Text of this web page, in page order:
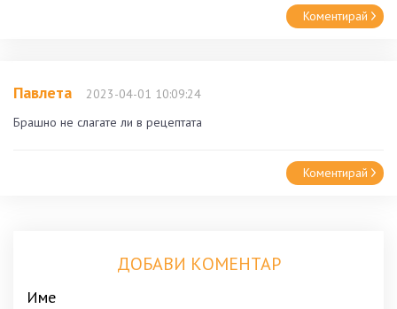
Коментирай
Павлета
2023-04-01 10:09:24
Брашно не слагате ли в рецептата
Коментирай
ДОБАВИ КОМЕНТАР
Име